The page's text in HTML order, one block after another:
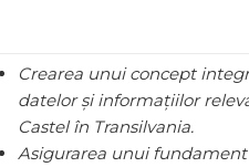
Crearea unui concept
datelor și informațiilor
Castel în Transilvania.
Asigurarea unui